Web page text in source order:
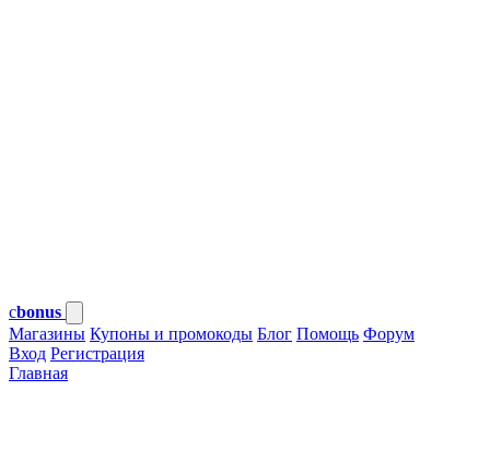
cbonus
Магазины Купоны и промокоды Блог Помощь Форум
Вход Регистрация
Главная